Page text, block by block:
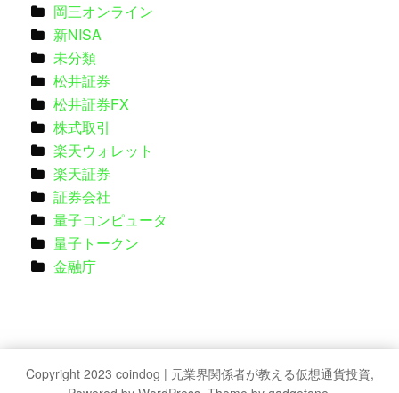
岡三オンライン
新NISA
未分類
松井証券
松井証券FX
株式取引
楽天ウォレット
楽天証券
証券会社
量子コンピュータ
量子トークン
金融庁
Copyright 2023 coindog | 元業界関係者が教える仮想通貨投資,